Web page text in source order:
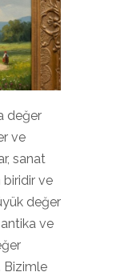
değer
ve
sanat
biridir ve
değer
ve
Bizimle